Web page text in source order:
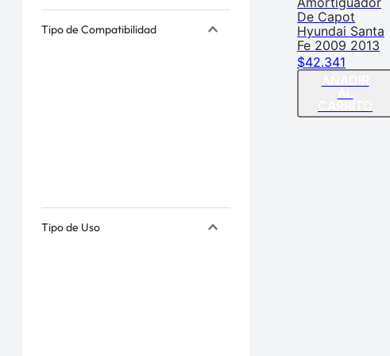
Tipo de Compatibilidad
Tipo de Uso
De Capot
Hyundai Santa
Fe 2009 2013
$42.341